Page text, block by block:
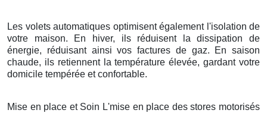
Les volets automatiques optimisent également l'isolation de
votre maison. En hiver, ils réduisent la dissipation de
énergie, réduisant ainsi vos factures de gaz. En saison
chaude, ils retiennent la température élevée, gardant votre
domicile tempérée et confortable.
Mise en place et Soin L'mise en place des stores motorisés